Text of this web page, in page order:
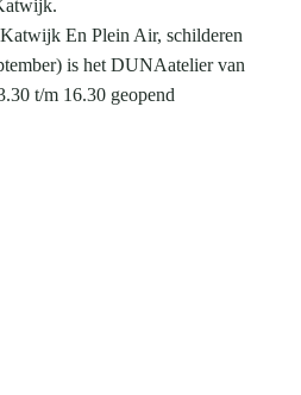
En Plein Air, schilderen
is het DUNAatelier van
t/m 16.30 geopend